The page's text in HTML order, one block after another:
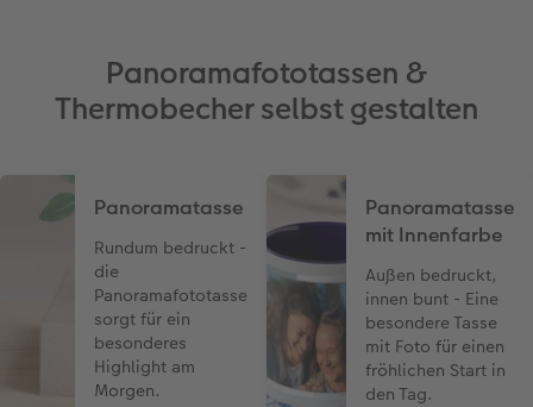
Panoramafototassen &
Thermobecher selbst gestalten
Panoramatasse
Rundum bedruckt -
die
Panoramafototasse
sorgt für ein
besonderes
Highlight am
Morgen.
Panoramatasse
mit Innenfarbe
Außen bedruckt,
innen bunt - Eine
besondere Tasse
mit Foto für einen
fröhlichen Start in
den Tag.